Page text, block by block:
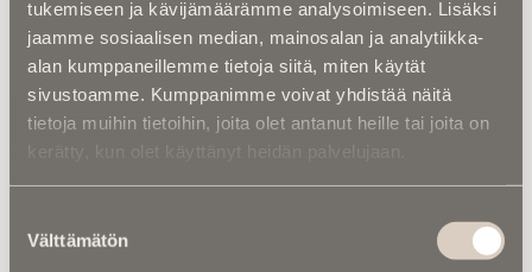
tukemiseen ja kävijämäärämme analysoimiseen. Lisäksi
jaamme sosiaalisen median, mainosalan ja analytiikka-
alan kumppaneillemme tietoja siitä, miten käytät
sivustoamme. Kumppanimme voivat yhdistää näitä
tietoja muihin tietoihin, joita olet antanut heille tai joita on
kerätty, kun olet käyttänyt heidän palvelujaan.
valinta
Välttämätön
perinnön upealta
ihmiseltä”
Muistokirjoitukset |
Muistokirjoitukset |
Kalevi Tiikkaja teki uran